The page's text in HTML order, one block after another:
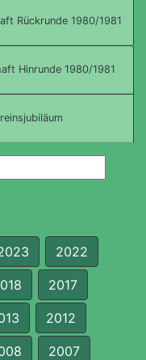
Rückrunde 1980/1981
Hinrunde 1980/1981
2022
2017
2012
2007